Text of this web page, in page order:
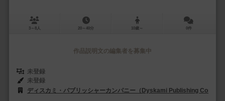
3～8人 20～40分 10歳～ 0件
作品説明文の編集者を募集中
未登録
未登録
ディスカミ・パブリッシャーカンパニー（Dyskami Publishing